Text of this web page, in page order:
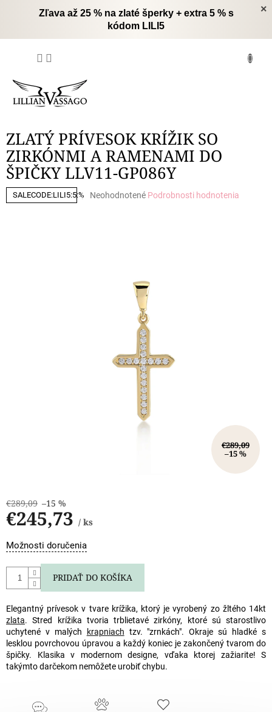
×
Zľava až 25 % na zlaté šperky + extra 5 % s
kódom LILI5
ZLATÝ PRÍVESOK KRÍŽIK SO
ZIRKÓNMI A RAMENAMI DO
ŠPIČKY LLV11-GP086Y
SALECODE:LILI5:5:%
Priemerné
Neohodnotené Podrobnosti hodnotenia
€289,09
–15 %
€289,09 –15 %
€245,73 / ks
Jednotková
cena:
Možnosti doručenia
PRIDAŤ DO KOŠÍKA
Elegantný prívesok v tvare krížika, ktorý je vyrobený zo žltého 14kt
zlata. Stred krížika tvoria trblietavé zirkóny, ktoré sú starostlivo
uchytené v malých
krapniach tzv. "zrnkách". Okraje sú hladké s
lesklou povrchovou úpravou a každý koniec je zakončený tvarom do
špičky. Klasika v modernom designe, vďaka ktorej zažiarite! S
takýmto darčekom nemôžete urobiť chybu.